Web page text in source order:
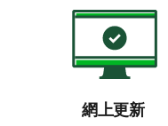
網上更新